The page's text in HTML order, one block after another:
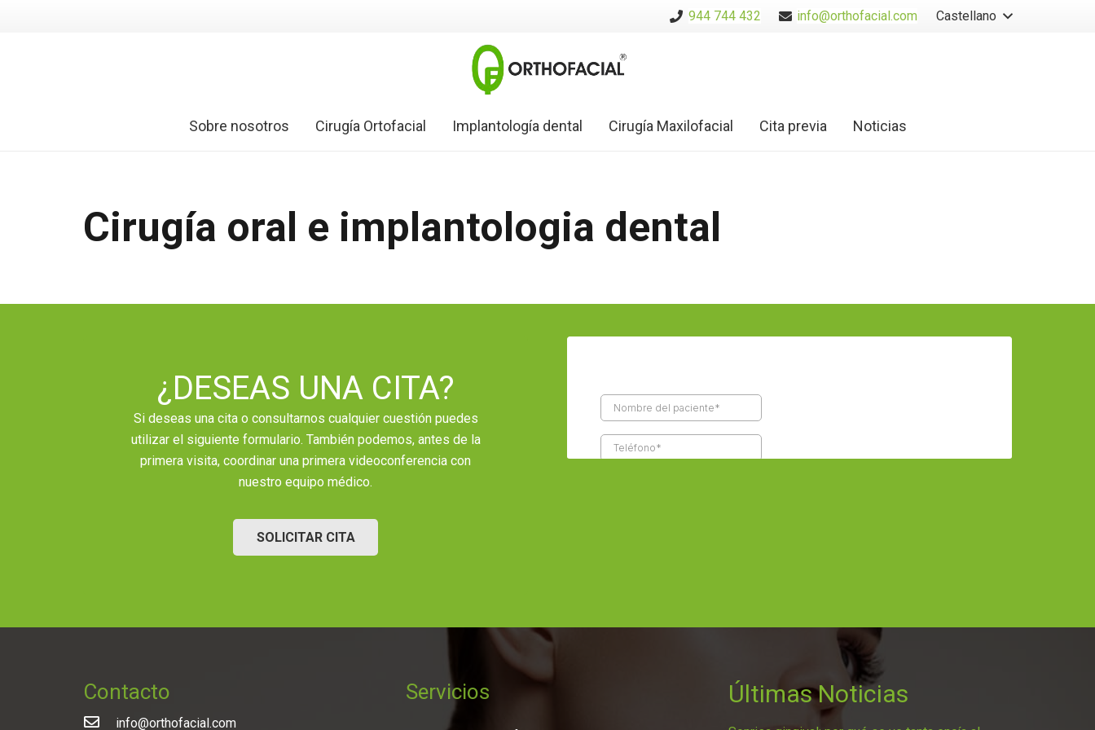
944 744 432 info@orthofacial.com Castellano
Sobre nosotros Cirugía Ortofacial Implantología dental Cirugía Maxilofacial Cita previa Noticias
Cirugía oral e implantologia dental
¿DESEAS UNA CITA?
Si deseas una cita o consultarnos cualquier cuestión puedes
utilizar el siguiente formulario. También podemos, antes de la
primera visita, coordinar una primera videoconferencia con
nuestro equipo médico.
SOLICITAR CITA
Contacto
info@orthofacial.com
Servicios Últimas Noticias